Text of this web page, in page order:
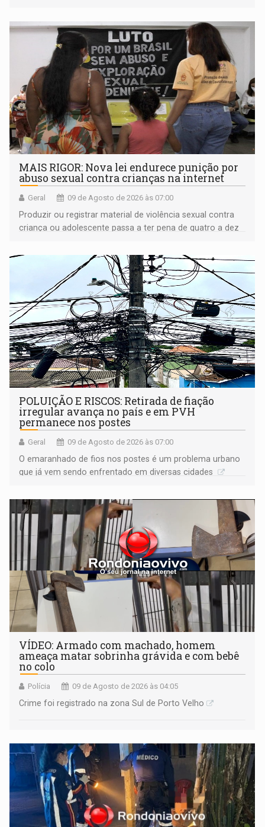
MAIS RIGOR: Nova lei endurece punição por
abuso sexual contra crianças na internet
Geral 09 de Agosto de 2026 às 07:00
Produzir ou registrar material de violência sexual contra
criança ou adolescente passa a ter pena de quatro a dez
POLUIÇÃO E RISCOS: Retirada de fiação
irregular avança no país e em PVH
permanece nos postes
Geral 09 de Agosto de 2026 às 07:00
O emaranhado de fios nos postes é um problema urbano
que já vem sendo enfrentado em diversas cidades
VÍDEO: Armado com machado, homem
ameaça matar sobrinha grávida e com bebê
no colo
Polícia 09 de Agosto de 2026 às 04:05
Crime foi registrado na zona Sul de Porto Velho